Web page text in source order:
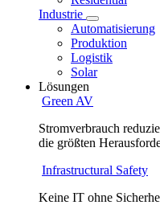
Industrie
Automatisierung
Produktion
Logistik
Solar
Lösungen
Green AV
Stromverbrauch
die größten
Infrastructural Safety
Keine IT ohne